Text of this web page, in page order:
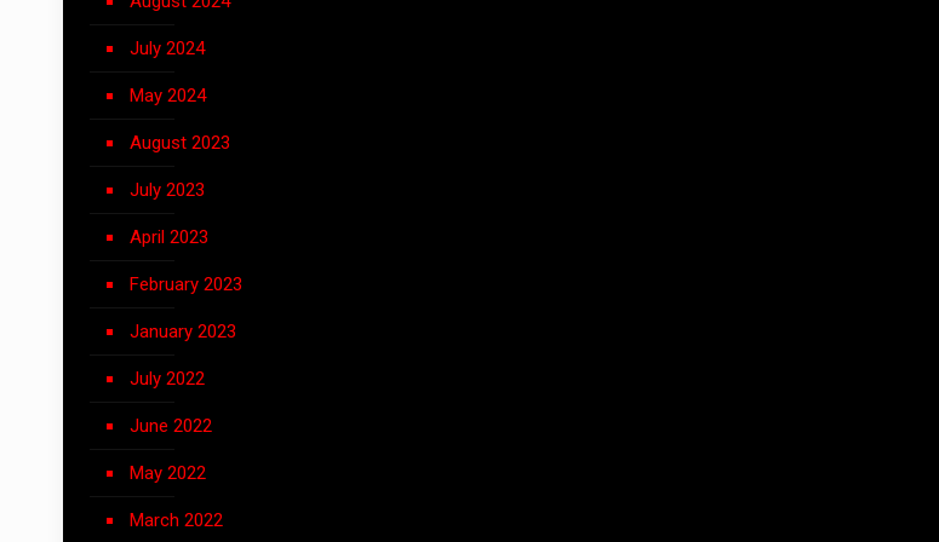
July 2024
May 2024
August 2023
July 2023
April 2023
February 2023
January 2023
July 2022
June 2022
May 2022
March 2022